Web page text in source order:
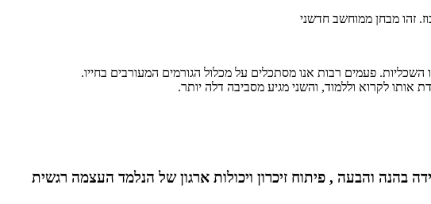
פעמים רבות אנו מסתכלים על מכלול הגורמים המעורבים בחייו.
אותו לקרוא וללמוד, והשני מגיע מסביבה דלה יותר.
בהנה והבעה , פיתוח זיכרון ויכולות ארגון של הנלמד העצמה רגשית